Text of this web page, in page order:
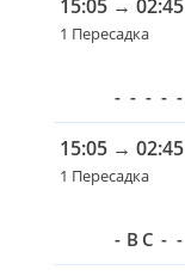
15:05 → 02:45
1 Пересадка
- - - - -
15:05 → 02:45
1 Пересадка
- В С - -